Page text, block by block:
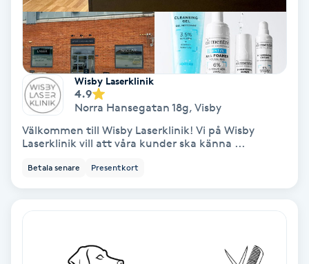
Hårförlängning
Hårvård
Hälsa
Idrottsmassage
Wisby Laserklinik
4.9
Norra Hansegatan 18g, Visby
Välkommen till Wisby Laserklinik! Vi på Wisby
Laserklinik vill att våra kunder ska känna ...
Betala senare Presentkort